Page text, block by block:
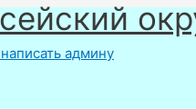
админу